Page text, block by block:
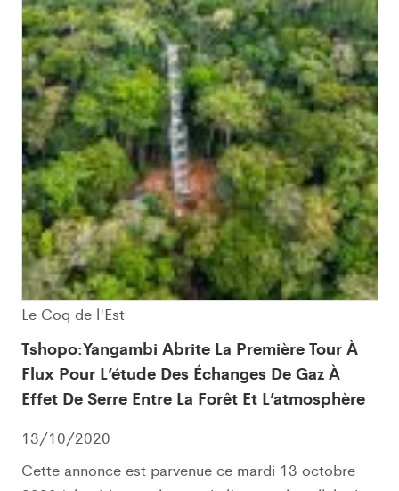
Le Coq de l'Est
Tshopo:Yangambi Abrite La Première Tour À
Flux Pour L’étude Des Échanges De Gaz À
Effet De Serre Entre La Forêt Et L’atmosphère
13/10/2020
Cette annonce est parvenue ce mardi 13 octobre